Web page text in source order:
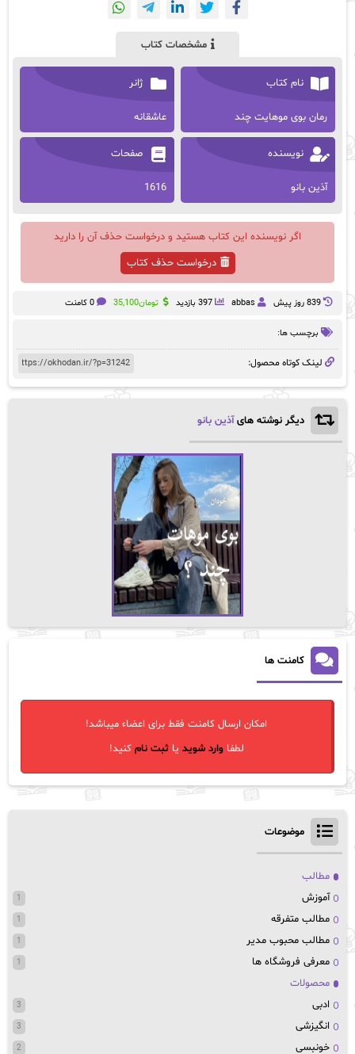
مشخصات کتاب
نام کتاب
رمان بوی موهایت چند
ژانر
عاشقانه
نویسنده
آذین بانو
صفحات
1616
اگر نویسنده این کتاب هستید و درخواست حذف آن را دارید
درخواست حذف کتاب
839 روز پيش abbas 397 بازدید تومان35,100 0 کامنت
برچسب ها:
لینک کوتاه محصول:
دیگر نوشته هایآذین بانو
کامنت ها
امکان ارسال کامنت فقط برای اعضاء میباشد!
لطفاوارد شوید یاثبت نام کنید!
موضوعات
مطالب
آموزش
1
مطالب متفرقه 1
مطالب محبوب مدیر 1
معرفی فروشگاه ها 1
محصولات
ادبی
3
انگیزشی 3
خونبسی 2